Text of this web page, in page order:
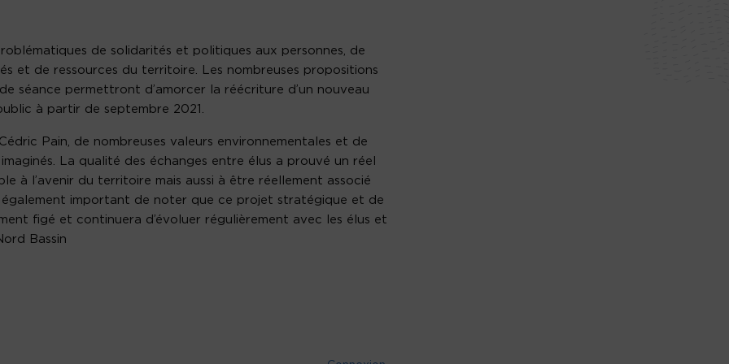
de solidarités et politiques aux personnes, de
et de ressources du territoire. Les nombreuses propositions
séance permettront d’amorcer la réécriture d’un nouveau
à partir de septembre 2021.
Pain, de nombreuses valeurs environnementales et de
La qualité des échanges entre élus a prouvé un réel
à l’avenir du territoire mais aussi à être réellement associé
également important de noter que ce projet stratégique et de
figé et continuera d’évoluer régulièrement avec les élus et
Bassin